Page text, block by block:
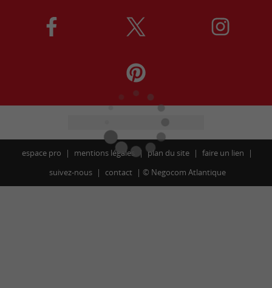
espace pro mentions légales plan du site
faire un lien
suivez-nous
contact © Negocom Atlantique